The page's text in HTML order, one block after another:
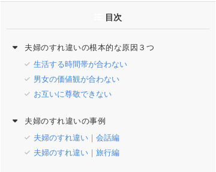
目次
夫婦のすれ違いの根本的な原因３つ
生活する時間帯が合わない
男女の価値観が合わない
お互いに尊敬できない
夫婦のすれ違いの事例
夫婦のすれ違い｜会話編
夫婦のすれ違い｜旅行編